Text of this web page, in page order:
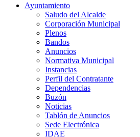
Ayuntamiento
Saludo del Alcalde
Corporación Municipal
Plenos
Bandos
Anuncios
Normativa Municipal
Instancias
Perfil del Contratante
Dependencias
Buzón
Noticias
Tablón de Anuncios
Sede Electrónica
IDAE